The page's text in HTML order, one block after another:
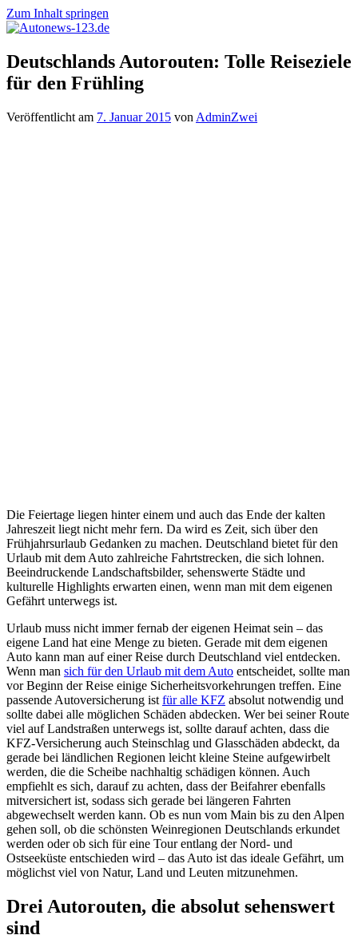
Zum Inhalt springen
Autonews-
123.de
Autonews
mit
Charme
Deutschlands Autorouten: Tolle Reiseziele
für den Frühling
Veröffentlicht am 7. Januar 2015 von AdminZwei
Die Feiertage liegen hinter einem und auch das Ende der kalten
Jahreszeit liegt nicht mehr fern. Da wird es Zeit, sich über den
Frühjahrsurlaub Gedanken zu machen. Deutschland bietet für den
Urlaub mit dem Auto zahlreiche Fahrtstrecken, die sich lohnen.
Beeindruckende Landschaftsbilder, sehenswerte Städte und
kulturelle Highlights erwarten einen, wenn man mit dem eigenen
Gefährt unterwegs ist.
Urlaub muss nicht immer fernab der eigenen Heimat sein – das
eigene Land hat eine Menge zu bieten. Gerade mit dem eigenen
Auto kann man auf einer Reise durch Deutschland viel entdecken.
Wenn man sich für den Urlaub mit dem Auto entscheidet, sollte man
vor Beginn der Reise einige Sicherheitsvorkehrungen treffen. Eine
passende Autoversicherung ist für alle KFZ absolut notwendig und
sollte dabei alle möglichen Schäden abdecken. Wer bei seiner Route
viel auf Landstraßen unterwegs ist, sollte darauf achten, dass die
KFZ-Versicherung auch Steinschlag und Glasschäden abdeckt, da
gerade bei ländlichen Regionen leicht kleine Steine aufgewirbelt
werden, die die Scheibe nachhaltig schädigen können. Auch
empfiehlt es sich, darauf zu achten, dass der Beifahrer ebenfalls
mitversichert ist, sodass sich gerade bei längeren Fahrten
abgewechselt werden kann. Ob es nun vom Main bis zu den Alpen
gehen soll, ob die schönsten Weinregionen Deutschlands erkundet
werden oder ob sich für eine Tour entlang der Nord- und
Ostseeküste entschieden wird – das Auto ist das ideale Gefährt, um
möglichst viel von Natur, Land und Leuten mitzunehmen.
Drei Autorouten, die absolut sehenswert
sind